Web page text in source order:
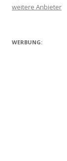
weitere Anbieter
WERBUNG: